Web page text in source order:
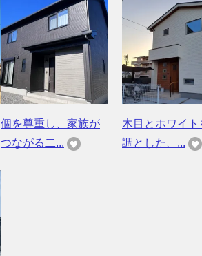
個を尊重し、家族が
つながる二...
木目とホワイト
調とした、...